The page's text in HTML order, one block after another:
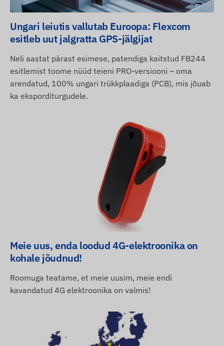
Ungari leiutis vallutab Euroopa: Flexcom
esitleb uut jalgratta GPS-jälgijat
Neli aastat pärast esimese, patendiga kaitstud FB244
esitlemist toome nüüd teieni PRO-versiooni – oma
arendatud, 100% ungari trükkplaadiga (PCB), mis jõuab
ka eksporditurgudele.
Meie uus, enda loodud 4G-elektroonika on
kohale jõudnud!
Roomuga teatame, et meie uusim, meie endi
kavandatud 4G elektroonika on valmis!